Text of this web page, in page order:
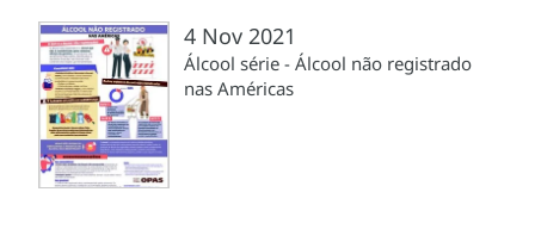
4 Nov 2021
Álcool série - Álcool não registrado
nas Américas